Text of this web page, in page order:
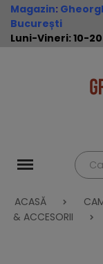
Magazin:
București
Luni-Vineri: 10-
ACASĂ
& ACCESORII